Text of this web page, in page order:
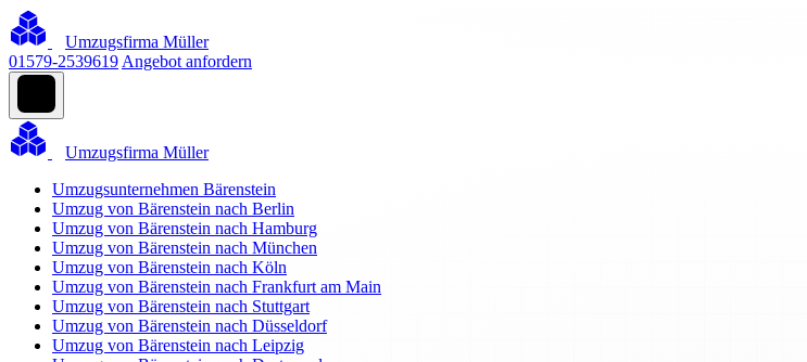
Umzugsfirma Müller
01579-2539619 Angebot anfordern
Umzugsfirma Müller
Umzugsunternehmen Bärenstein
Umzug von Bärenstein nach Berlin
Umzug von Bärenstein nach Hamburg
Umzug von Bärenstein nach München
Umzug von Bärenstein nach Köln
Umzug von Bärenstein nach Frankfurt am Main
Umzug von Bärenstein nach Stuttgart
Umzug von Bärenstein nach Düsseldorf
Umzug von Bärenstein nach Leipzig